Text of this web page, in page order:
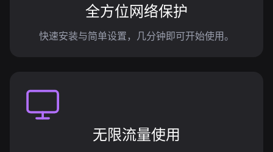
全方位网络保护
快速安装与简单设置，几分钟即可开始使用。
无限流量使用